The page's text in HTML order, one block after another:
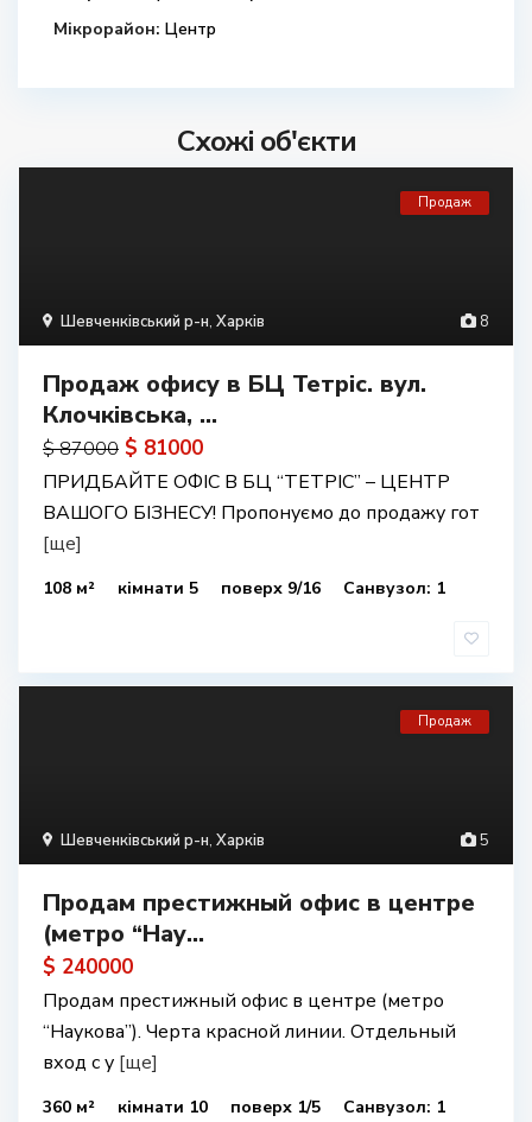
Мікрорайон: Центр
Схожі об'єкти
8
Шевченківський р-н, Харків
Продаж
Продаж офису в БЦ Тетріс. вул.
Клочківська, ...
$ 87000 $ 81000
ПРИДБАЙТЕ ОФІС В БЦ “ТЕТРІС” – ЦЕНТР
ВАШОГО БІЗНЕСУ! Пропонуємо до продажу гот
[ще]
108 м² кімнати 5 поверх 9/16 Санвузол: 1
5
Шевченківський р-н, Харків
Продаж
Продам престижный офис в центре
(метро “Нау...
$ 240000
Продам престижный офис в центре (метро
“Наукова”). Черта красной линии. Отдельный
вход с у [ще]
360 м² кімнати 10 поверх 1/5 Санвузол: 1